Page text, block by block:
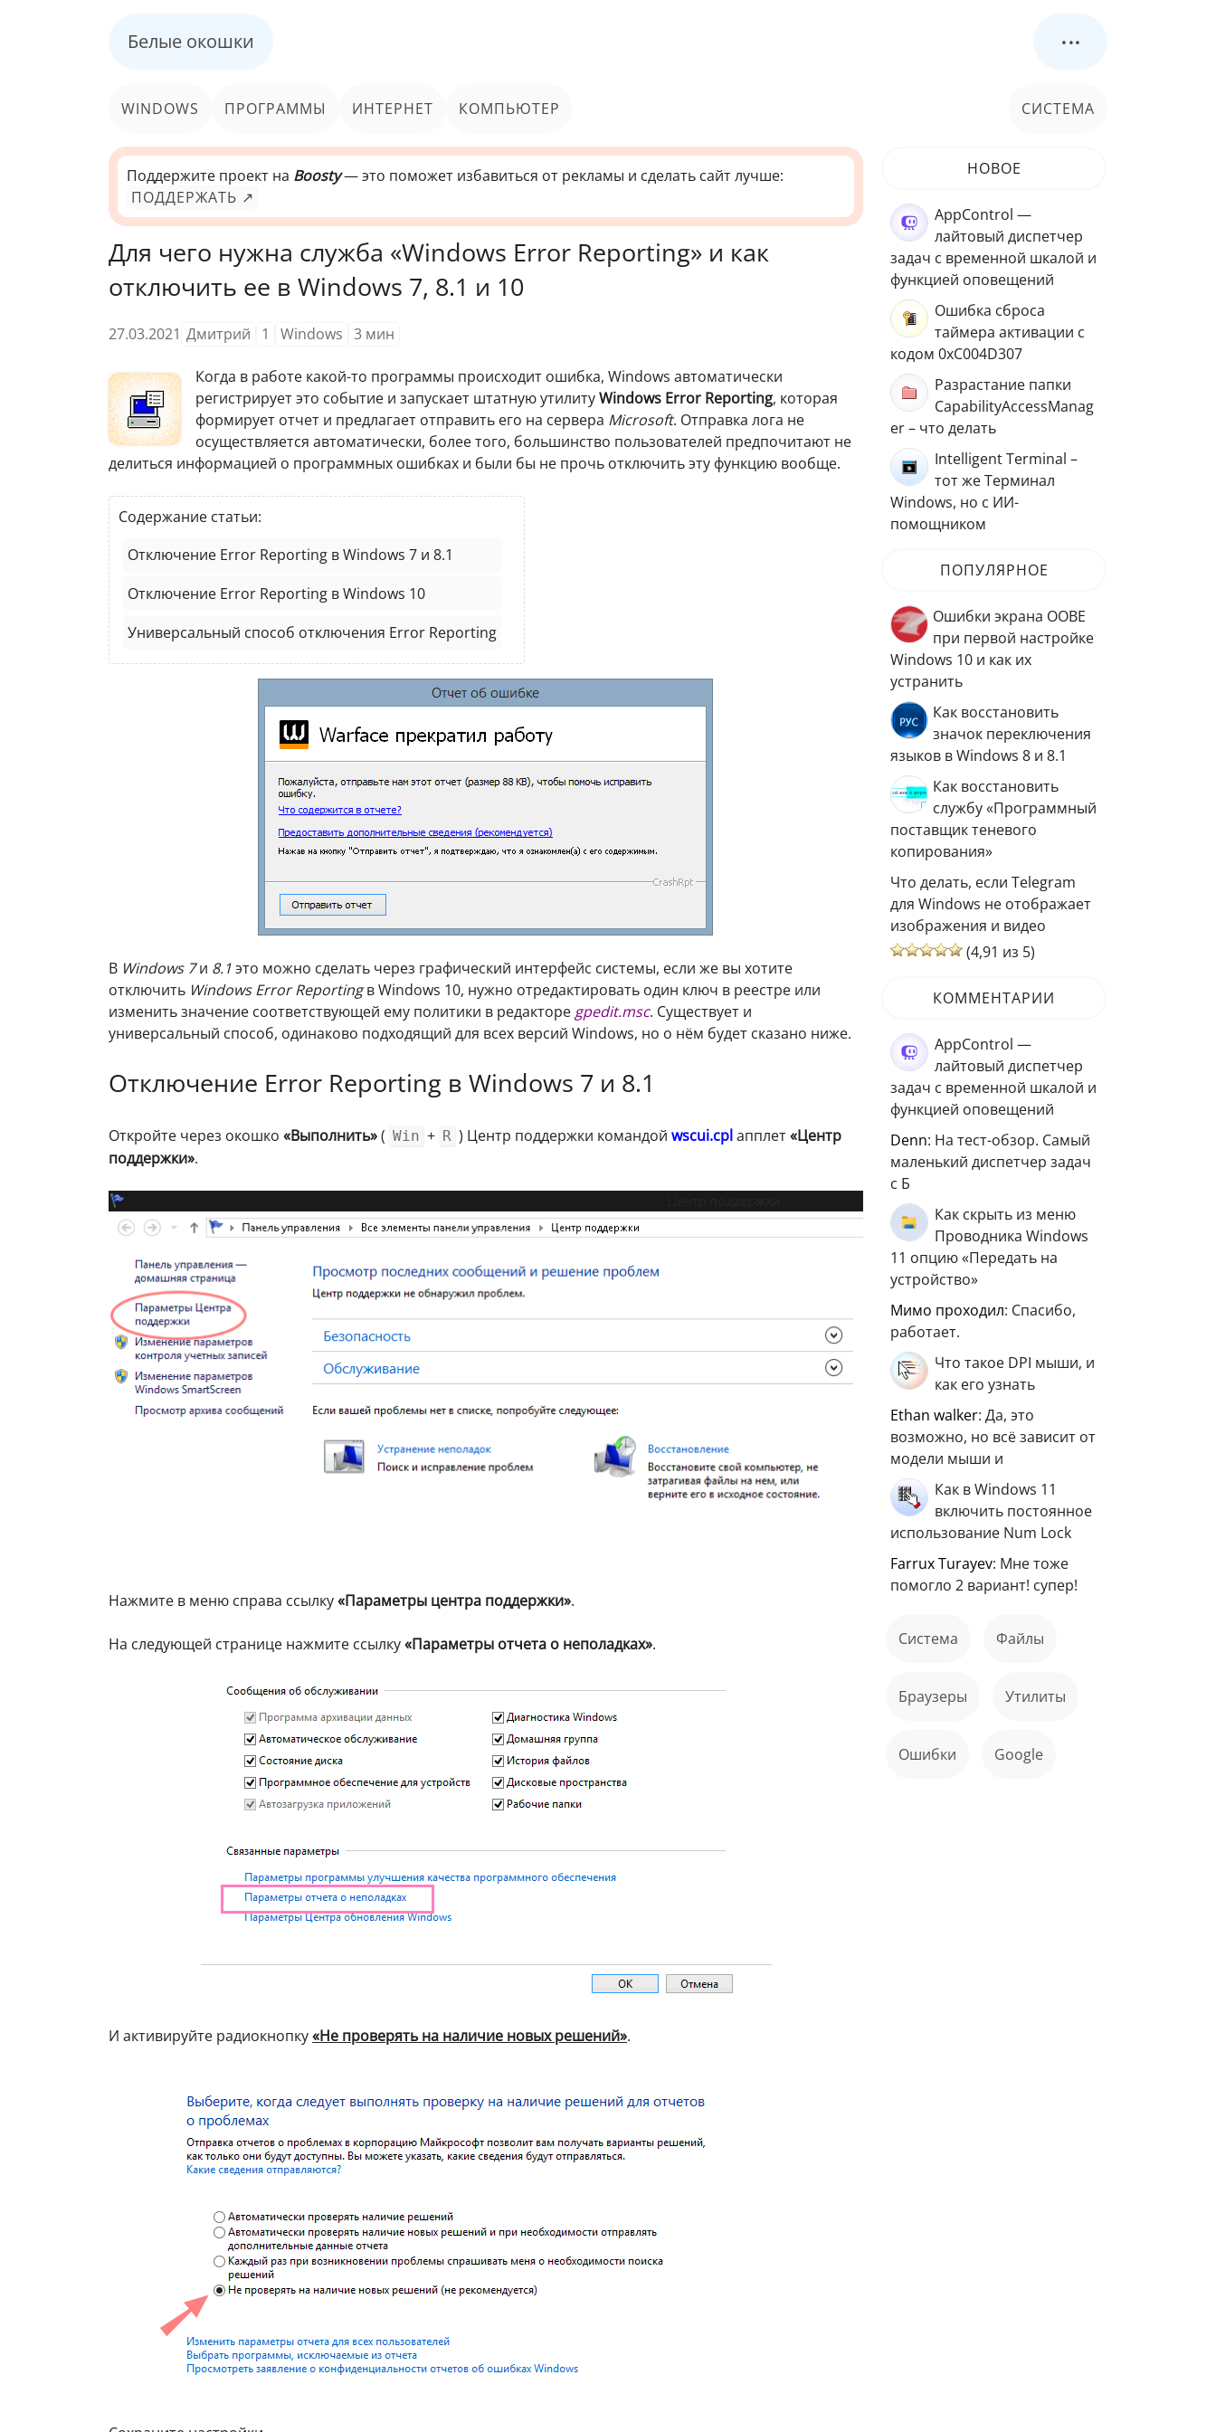
Белые окошки ...
WINDOWS ПРОГРАММЫ ИНТЕРНЕТ КОМПЬЮТЕР СИСТЕМА
Поддержите проект на Boosty— это поможет избавиться от рекламы и сделать сайт лучше:
ПОДДЕРЖАТЬ ↗
Для чего нужна служба «Windows Error Reporting» и как
отключить ее в Windows 7, 8.1 и 10
27.03.2021 Дмитрий 1 Windows 3 мин
Когда в работе какой-то программы происходит ошибка, Windows автоматически
регистрирует это событие и запускает штатную утилитуWindows Error Reporting, которая
формирует отчет и предлагает отправить его на сервера Microsoft. Отправка лога не
осуществляется автоматически, более того, большинство пользователей предпочитают не
делиться информацией о программных ошибках и были бы не прочь отключить эту функцию вообще.
Содержание статьи:
Отключение Error Reporting в Windows 7 и 8.1
Отключение Error Reporting в Windows 10
Универсальный способ отключения Error Reporting
В Windows 7и 8.1это можно сделать через графический интерфейс системы, если же вы хотите
отключить Windows Error Reportingв Windows 10, нужно отредактировать один ключ в реестре или
изменить значение соответствующей ему политики в редакторе gpedit.msc. Существует и
универсальный способ, одинаково подходящий для всех версий Windows, но о нём будет сказано ниже.
Отключение Error Reporting в Windows 7 и 8.1
Откройте через окошко «Выполнить»( Win + R ) Центр поддержки командой wscui.cplапплет«Центр
поддержки».
Нажмите в меню справа ссылку«Параметры центра поддержки».
На следующей странице нажмите ссылку«Параметры отчета о неполадках».
И активируйте радиокнопку«Не проверять на наличие новых решений».
НОВОЕ
AppControl —
лайтовый диспетчер
задач с временной шкалой и
функцией оповещений
Ошибка сброса
таймера активации с
кодом 0xC004D307
Разрастание папки
CapabilityAccessManag
er – что делать
Intelligent Terminal –
тот же Терминал
Windows, но с ИИ-
помощником
ПОПУЛЯРНОЕ
Ошибки экрана OOBE
при первой настройке
Windows 10 и как их
устранить
Как восстановить
значок переключения
языков в Windows 8 и 8.1
Как восстановить
службу «Программный
поставщик теневого
копирования»
Что делать, если Telegram
для Windows не отображает
изображения и видео
(4,91 из 5)
КОММЕНТАРИИ
AppControl —
лайтовый диспетчер
задач с временной шкалой и
функцией оповещений
Denn: На тест-обзор. Самый
маленький диспетчер задач
с Б
Как скрыть из меню
Проводника Windows
11 опцию «Передать на
устройство»
мимо проходил: Спасибо,
работает.
Что такое DPI мыши, и
как его узнать
ethan walker: Да, это
возможно, но всё зависит от
модели мыши и
Как в Windows 11
включить постоянное
использование Num Lock
Farrux Turayev: Мне тоже
помогло 2 вариант! супер!
Система файлы
Браузеры Утилиты
ошибки Google